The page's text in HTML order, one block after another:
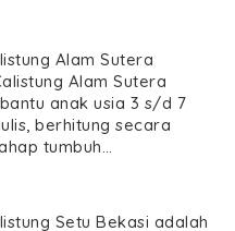
Alam Sutera
Alam Sutera
anak usia 3 s/d 7
berhitung secara
tumbuh…
Setu Bekasi adalah